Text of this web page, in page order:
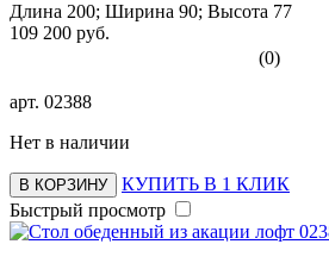
Длина 200; Ширина 90; Высота 77
109 200 руб.
(0)
арт. 02388
Нет в наличии
В КОРЗИНУ
КУПИТЬ В 1 КЛИК
Быстрый просмотр